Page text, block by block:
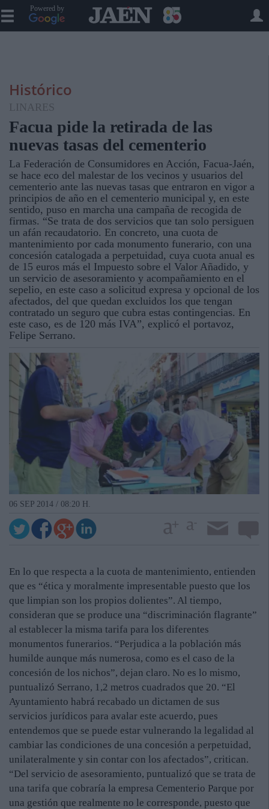
Powered by
Histórico
LINARES
Facua pide la retirada de las
nuevas tasas del cementerio
La Federación de Consumidores en Acción, Facua-Jaén,
se hace eco del malestar de los vecinos y usuarios del
cementerio ante las nuevas tasas que entraron en vigor a
principios de año en el cementerio municipal y, en este
sentido, puso en marcha una campaña de recogida de
firmas. “Se trata de dos servicios que tan solo persiguen
un afán recaudatorio. En concreto, una cuota de
mantenimiento por cada monumento funerario, con una
concesión catalogada a perpetuidad, cuya cuota anual es
de 15 euros más el Impuesto sobre el Valor Añadido, y
un servicio de asesoramiento y acompañamiento en el
sepelio, en este caso a solicitud expresa y opcional de los
afectados, del que quedan excluidos los que tengan
contratado un seguro que cubra estas contingencias. En
este caso, es de 120 más IVA”, explicó el portavoz,
Felipe Serrano.
06 SEP 2014 / 08:20 H.
En lo que respecta a la cuota de mantenimiento, entienden
que es “ética y moralmente impresentable puesto que los
que limpian son los propios dolientes”. Al tiempo,
consideran que se produce una “discriminación flagrante”
al establecer la misma tarifa para los diferentes
monumentos funerarios. “Perjudica a la población más
humilde aunque más numerosa, como es el caso de la
concesión de los nichos”, dejan claro. No es lo mismo,
puntualizó Serrano, 1,2 metros cuadrados que 20. “El
Ayuntamiento habrá recabado un dictamen de sus
servicios jurídicos para avalar este acuerdo, pues
entendemos que se puede estar vulnerando la legalidad al
cambiar las condiciones de una concesión a perpetuidad,
unilateralmente y sin contar con los afectados”, critican.
“Del servicio de asesoramiento, puntualizó que se trata de
una tarifa que cobraría la empresa Cementerio Parque por
una gestión que realmente no le corresponde, puesto que